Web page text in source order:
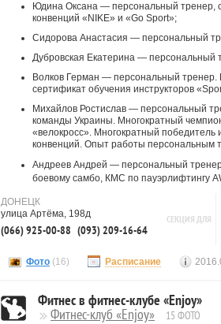
Юдина Оксана — персональный тренер,
конвенций «NIKE» и «Go Sport»;
Сидорова Анастасия — персональный
Дубровская Екатерина — персональный
Волков Герман — персональный тренер.
сертификат обучения инструкторов
Михайлов Ростислав — персональный
команды Украины. Многократный
«велокросс». Многократный
конвенций. Опыт работы персональным
Андреев Андрей — персональный
боевому самбо, КМС по пауэрлифтингу
ДОНЕЦК
улица Артёма, 198д
(066) 925-00-88 (093) 209-16-64
СЕКЦИЯ ДЛЯ
Фото (16) Расписание
Фитнес в фитнес-клубе «Enjoy»
Фитнес-клуб «Enjoy» 15 ФОТО